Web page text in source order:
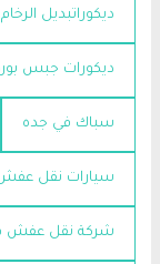
ديكوراتبديل
ديكورات جبس
سباك في جده
سيارات نقل
شركة نقل عفش